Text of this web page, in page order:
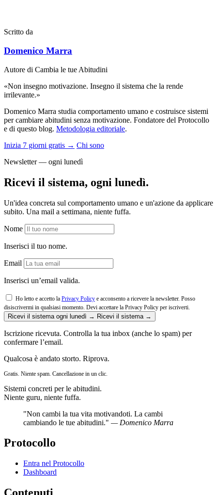
Scritto da
Domenico Marra
Autore di Cambia le tue Abitudini
«Non insegno motivazione. Insegno il sistema che la rende
irrilevante.»
Domenico Marra studia comportamento umano e costruisce sistemi
per cambiare abitudini senza motivazione. Fondatore del Protocollo
e di questo blog. Metodologia editoriale.
Inizia 7 giorni gratis → Chi sono
Newsletter — ogni lunedì
Ricevi il sistema, ogni lunedì.
Un'idea concreta sul comportamento umano e un'azione da applicare
subito. Una mail a settimana, niente fuffa.
Nome
Inserisci il tuo nome.
Email
Inserisci un’email valida.
Ho letto e accetto la Privacy Policy e acconsento a ricevere la newsletter. Posso
disiscrivermi in qualsiasi momento. Devi accettare la Privacy Policy per iscriverti.
Ricevi il sistema ogni lunedì → Ricevi il sistema →
Iscrizione ricevuta. Controlla la tua inbox (anche lo spam) per
confermare l’email.
Qualcosa è andato storto. Riprova.
Gratis. Niente spam. Cancellazione in un clic.
Sistemi concreti per le abitudini.
Niente guru, niente fuffa.
"Non cambi la tua vita motivandoti. La cambi
cambiando le tue abitudini." — Domenico Marra
Protocollo
Entra nel Protocollo
Dashboard